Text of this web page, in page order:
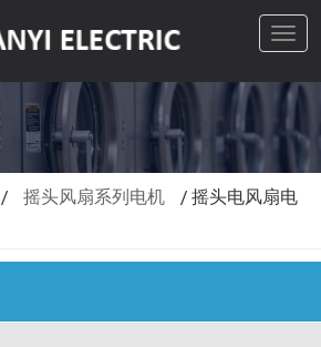
切
导
/ 摇头风扇系列电机 / 摇头电风扇电